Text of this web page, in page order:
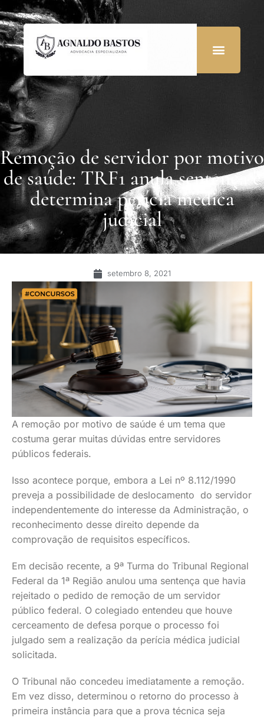
Remoção de servidor por motivo
de saúde: TRF1 anula sentença e
determina perícia médica
judicial
setembro 8, 2021
A remoção por motivo de saúde é um tema que
costuma gerar muitas dúvidas entre servidores
públicos federais.
Isso acontece porque, embora a Lei nº 8.112/1990
preveja a possibilidade de deslocamento do servidor
independentemente do interesse da Administração, o
reconhecimento desse direito depende da
comprovação de requisitos específicos.
Em decisão recente, a 9ª Turma do Tribunal Regional
Federal da 1ª Região anulou uma sentença que havia
rejeitado o pedido de remoção de um servidor
público federal. O colegiado entendeu que houve
cerceamento de defesa porque o processo foi
julgado sem a realização da perícia médica judicial
solicitada.
O Tribunal não concedeu imediatamente a remoção.
Em vez disso, determinou o retorno do processo à
primeira instância para que a prova técnica seja